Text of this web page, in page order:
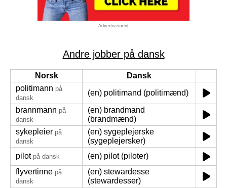
Advertisement
Andre jobber på dansk
Norsk
Dansk
politimann på
dansk
(en) politimand (politimænd)
brannmann på
dansk
(en) brandmand
(brandmænd)
sykepleier på
dansk
(en) sygeplejerske
(sygeplejersker)
pilot på dansk
(en) pilot (piloter)
flyvertinne på
dansk
(en) stewardesse
(stewardesser)